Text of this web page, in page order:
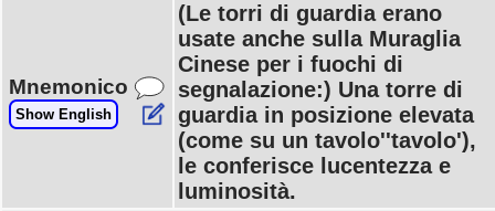
Mnemonico
Show English
(Le torri di guardia erano
usate anche sulla Muraglia
Cinese per i fuochi di
segnalazione:) Una torre di
guardia in posizione elevata
(come su un tavolo''tavolo'),
le conferisce lucentezza e
luminosità.